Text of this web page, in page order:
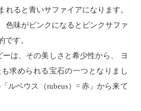
ると青いサファイアになります。
色味がピンクになるとピンクサファ
です。
は、その美しさと希少性から、 ヨ
求められる宝石の一つとなりまし
ルベウス（rubeus）= 赤」から来て